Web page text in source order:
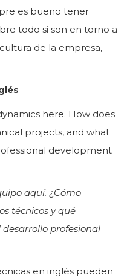
es bueno tener
todo si son en torno a
de la empresa,
here. How does
projects, and what
development
aquí. ¿Cómo
técnicos y qué
profesional
en inglés pueden